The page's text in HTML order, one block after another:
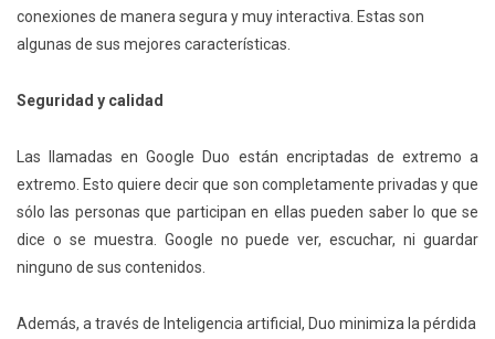
conexiones de manera segura y muy interactiva. Estas son
algunas de sus mejores características.
Seguridad y calidad
Las llamadas en Google Duo están encriptadas de extremo a
extremo. Esto quiere decir que son completamente privadas y que
sólo las personas que participan en ellas pueden saber lo que se
dice o se muestra. Google no puede ver, escuchar, ni guardar
ninguno de sus contenidos.
Además, a través de Inteligencia artificial, Duo minimiza la pérdida